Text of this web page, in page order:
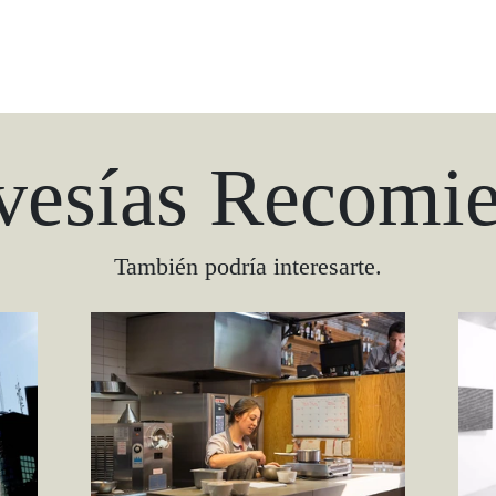
También podría interesarte.